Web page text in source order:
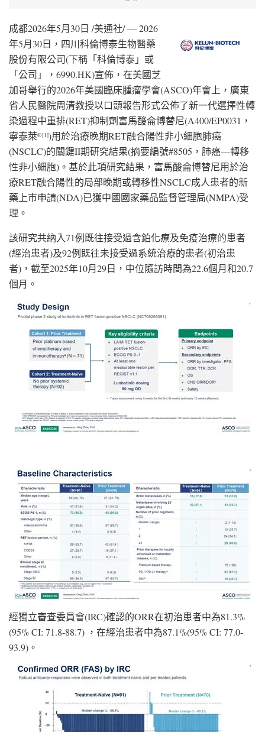
成都2026年5月30日 /美通社/ — 2026
年5月30日，四川科倫博泰生物醫藥
股份有限公司(下稱「科倫博泰」或
「公司」，6990.HK)宣佈，在美國芝
加哥舉行的2026年美國臨床腫瘤學會(ASCO)年會上，廣東
省人民醫院周清教授以口頭報告形式公佈了新一代選擇性轉
染過程中重排(RET)抑制劑富馬酸侖博替尼(A400/EP0031，
寧泰萊®[1])用於治療晚期RET融合陽性非小細胞肺癌
(NSCLC)的關鍵II期研究結果(摘要編號#8505，肺癌—轉移
性非小細胞)。基於此項研究結果，富馬酸侖博替尼用於治
療RET融合陽性的局部晚期或轉移性NSCLC成人患者的新
藥上市申請(NDA)已獲中國國家藥品監督管理局(NMPA)受
理。
該研究共納入71例既往接受過含鉑化療及免疫治療的患者
(經治患者)及92例既往未接受過系統治療的患者(初治患
者)，截至2025年10月29日，中位隨訪時間為22.6個月和20.7
個月。
經獨立審查委員會(IRC)確認的ORR在初治患者中為81.3%
(95% CI: 71.8-88.7) ，在經治患者中為87.1%(95% CI: 77.0-
93.9)。